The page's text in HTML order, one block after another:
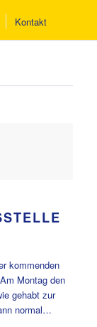
Kontakt
kommenden
Montag den
gehabt zur
normal…